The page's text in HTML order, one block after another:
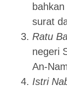
surat
Ratu
negeri
An-
Istri